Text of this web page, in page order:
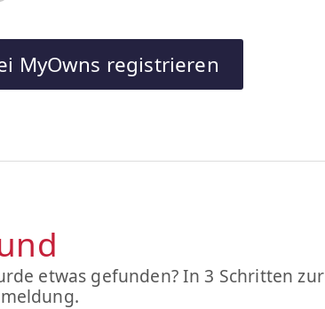
MyOwns registrieren
etwas gefunden? In 3 Schritten zur